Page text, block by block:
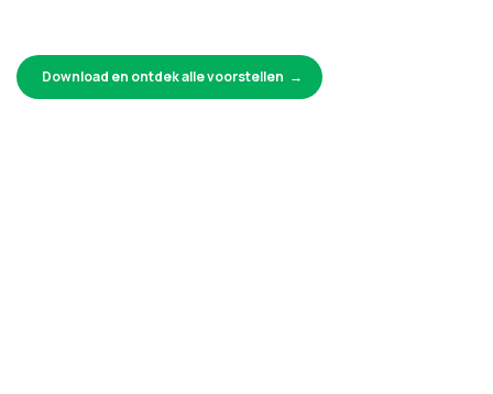
van vertegenwoordiging verder doen evolueren
Samenwerking tussen Gewest en gemeenten
Download en ontdek alle voorstellen